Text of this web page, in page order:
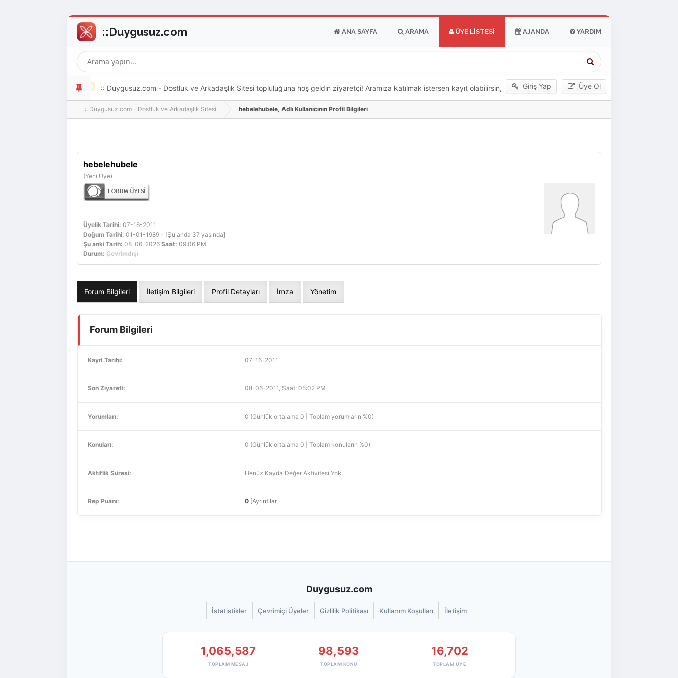
ANA SAYFA ARAMA ÜYE LISTESI AJANDA YARDIM
Giriş Yap Üye Ol
:: Duygusuz.com - Dostluk ve Arkadaşlık Sitesi topluluğuna hoş geldin ziyaretçi! Aramıza katılmak istersen kayıt olabilirsin,
oldukça kolay ve zahmetsizdir.
:: Duygusuz.com - Dostluk ve Arkadaşlık Sitesi hebelehubele, Adlı Kullanıcının Profil Bilgileri
hebelehubele
(Yeni Üye)
Üyelik Tarihi: 07-16-2011
Doğum Tarihi: 01-01-1989 - [Şu anda 37 yaşında]
Şu anki Tarih: 08-06-2026 Saat: 09:06 PM
Durum: Çevrimdışı
Forum Bilgileri İletişim Bilgileri Profil Detayları İmza Yönetim
Forum Bilgileri
Kayıt Tarihi: 07-16-2011
Son Ziyareti: 08-06-2011, Saat: 05:02 PM
Yorumları: 0 (Günlük ortalama 0 | Toplam yorumların %0)
Konuları: 0 (Günlük ortalama 0 | Toplam konuların %0)
Aktiflik Süresi: Henüz Kayda Değer Aktivitesi Yok
Rep Puanı: 0 [Ayrıntılar]
Duygusuz.com
İstatistikler Çevrimiçi Üyeler Gizlilik Politikası Kullanım Koşulları İletişim
1,065,587
TOPLAM MESAJ
98,593
TOPLAM KONU
16,702
TOPLAM ÜYE